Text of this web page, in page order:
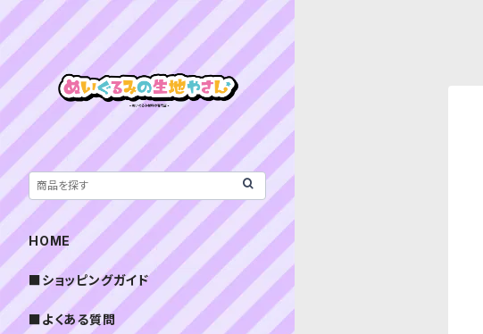
HOME
■ショッピングガイド
■よくある質問